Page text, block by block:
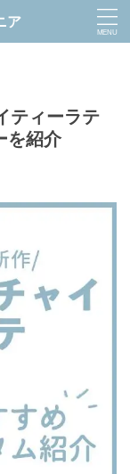
ア
ティーラテ
を紹介